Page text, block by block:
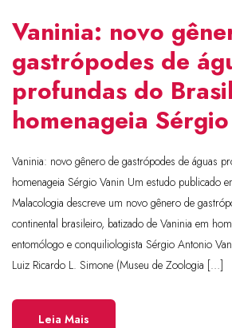
Vaninia: novo
gastrópodes de
profundas do Brasil
homenageia
Vaninia: novo gênero de gastrópodes de águas
homenageia Sérgio Vanin Um estudo publicado
Malacologia descreve um novo gênero de
continental brasileiro, batizado de Vaninia em
entomólogo e conquiliologista Sérgio Antonio
Luiz Ricardo L. Simone (Museu de Zoologia […]
Leia Mais